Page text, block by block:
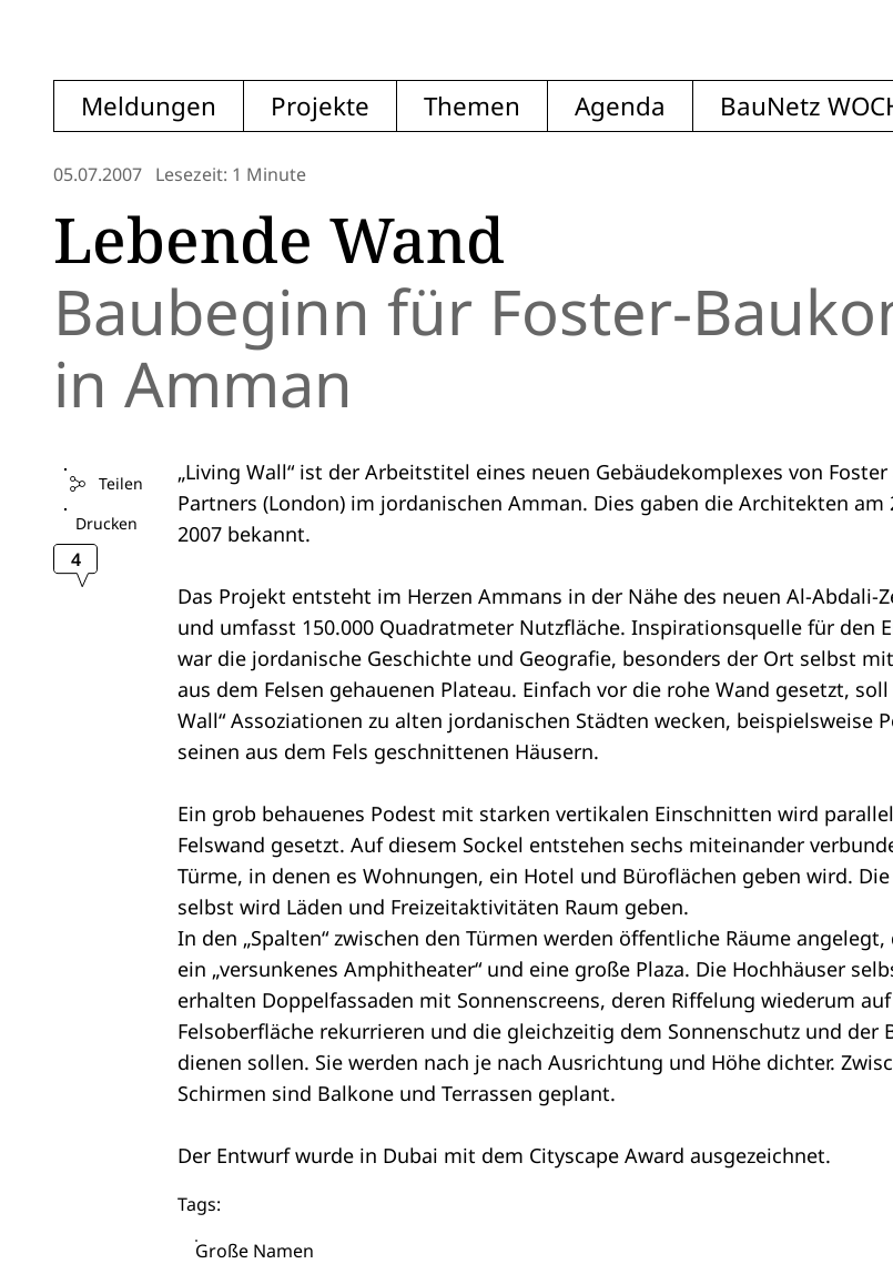
Meldungen Projekte Themen Agenda BauNetz
05.07.2007 Lesezeit: 1 Minute
Lebende Wand
Baubeginn für Foster-
in Amman
Teilen
Drucken
4
„Living Wall“ ist der Arbeitstitel eines neuen Gebäudekomplexes von Foster
Partners (London) im jordanischen Amman. Dies gaben die Architekten am
2007 bekannt.
Das Projekt entsteht im Herzen Ammans in der Nähe des neuen Al-Abdali-
und umfasst 150.000 Quadratmeter Nutzfläche. Inspirationsquelle für den
war die jordanische Geschichte und Geografie, besonders der Ort selbst
aus dem Felsen gehauenen Plateau. Einfach vor die rohe Wand gesetzt, soll
Wall“ Assoziationen zu alten jordanischen Städten wecken, beispielsweise
seinen aus dem Fels geschnittenen Häusern.
Ein grob behauenes Podest mit starken vertikalen Einschnitten wird
Felswand gesetzt. Auf diesem Sockel entstehen sechs miteinander
Türme, in denen es Wohnungen, ein Hotel und Büroflächen geben wird.
selbst wird Läden und Freizeitaktivitäten Raum geben.
In den „Spalten“ zwischen den Türmen werden öffentliche Räume
ein „versunkenes Amphitheater“ und eine große Plaza. Die Hochhäuser
erhalten Doppelfassaden mit Sonnenscreens, deren Riffelung wiederum
Felsoberfläche rekurrieren und die gleichzeitig dem Sonnenschutz und der
dienen sollen. Sie werden nach je nach Ausrichtung und Höhe dichter.
Schirmen sind Balkone und Terrassen geplant.
Der Entwurf wurde in Dubai mit dem Cityscape Award ausgezeichnet.
Tags:
Große Namen